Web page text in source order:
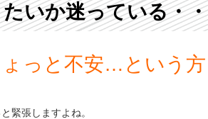
いか迷っている・
っと不安…という
緊張しますよね。